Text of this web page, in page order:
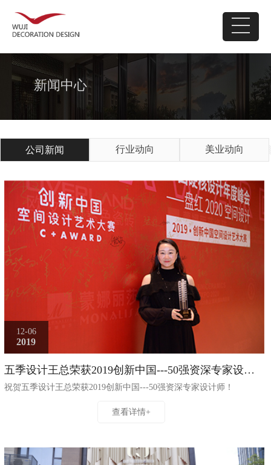
新闻中心
公司新闻 行业动向 美业动向
12-06
2019
五季设计王总荣获2019创新中国---50强资深专家设计
师
祝贺五季设计王总荣获2019创新中国---50强资深专家设计师！
查看详情+